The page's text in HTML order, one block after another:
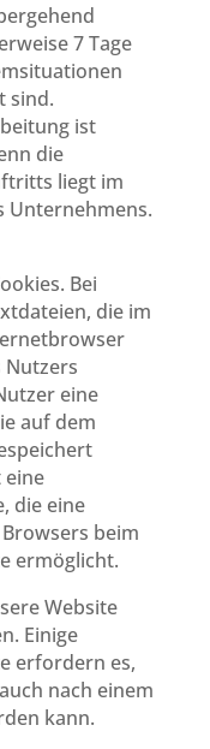
7 Tage
sind.
ist
die
liegt im
Unternehmens.
Bei
die im
Nutzers
eine
auf dem
eine
die eine
beim
ermöglicht.
Website
Einige
erfordern es,
nach einem
kann.